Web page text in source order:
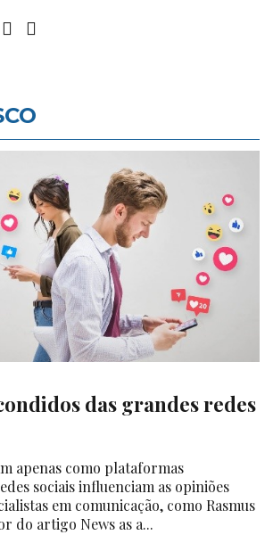
das grandes redes
apenas como plataformas
sociais influenciam as opiniões
em comunicação, como Rasmus
do artigo News as a...